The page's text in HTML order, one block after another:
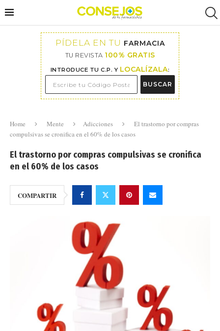
PÍDELA EN TU FARMACIA
TU REVISTA 100% GRATIS
INTRODUCE TU C.P. Y LOCALÍZALA:
BUSCAR
Home Mente Adicciones
El trastorno por compras
compulsivas se cronifica en el 60% de los casos
El trastorno por compras compulsivas se cronifica
en el 60% de los casos
COMPARTIR